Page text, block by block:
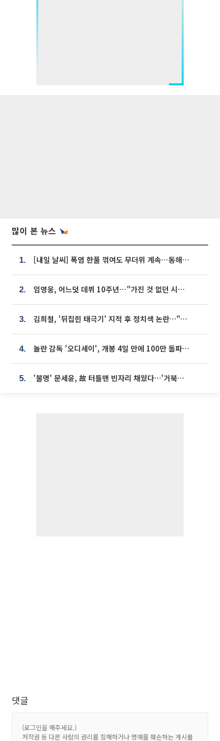
많이 본 뉴스
1. [내일 날씨] 폭염 한풀 꺾여도 무더위 계속⋯동해안 이틀 연속 비
2. 임영웅, 어느덧 데뷔 10주년⋯"가진 것 없던 시절, 내 앞엔 20명의 팬뿐"
3. 김희철, '뒤집힌 태극기' 지적 후 정치색 논란…"좌우 떠나 우리나라 국기"
4. 놀란 감독 '오디세이', 개봉 4일 만에 100만 돌파⋯'왕사남' 보다 빠르다
5. '불명' 문세윤, 故 터틀맨 빈자리 채웠다…'거북이' 눈물의 최종 우승
댓글